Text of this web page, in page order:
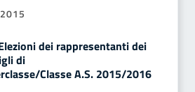
dei rappresentanti dei
di
Classe A.S. 2015/2016